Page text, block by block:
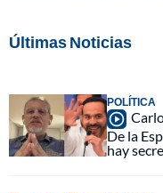
Últimas Noticias
POLÍTICA
De la
hay